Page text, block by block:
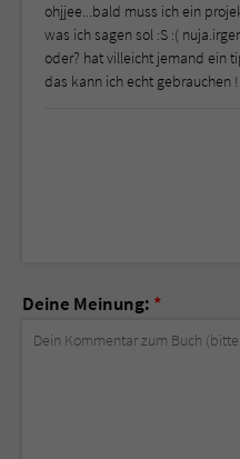
ohjjee...bald muss ich ein
was ich sagen sol :S :(
oder? hat villeicht jemand ein
das kann ich echt gebrauchen !
Deine Meinung: *